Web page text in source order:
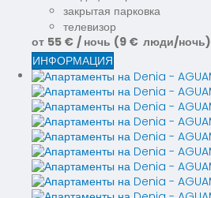
закрытая парковка
телевизор
от 55 € / ночь (9 € люди/ночь)
ИНФОРМАЦИЯ